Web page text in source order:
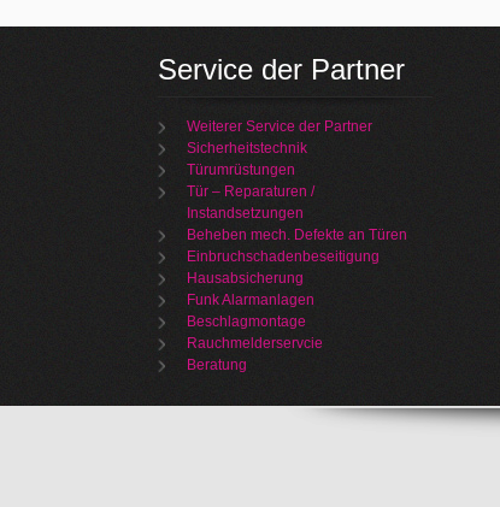
Service der Partner
Weiterer Service der Partner
Sicherheitstechnik
Türumrüstungen
Tür – Reparaturen /
Instandsetzungen
Beheben mech. Defekte an Türen
Einbruchschadenbeseitigung
Hausabsicherung
Funk Alarmanlagen
Beschlagmontage
Rauchmelderservcie
Beratung